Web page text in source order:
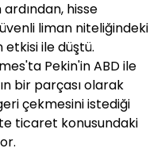
hisse
liman niteliğindeki
etkisi ile düştü.
Pekin'in ABD ile
bir parçası olarak
çekmesini istediği
ticaret konusundaki